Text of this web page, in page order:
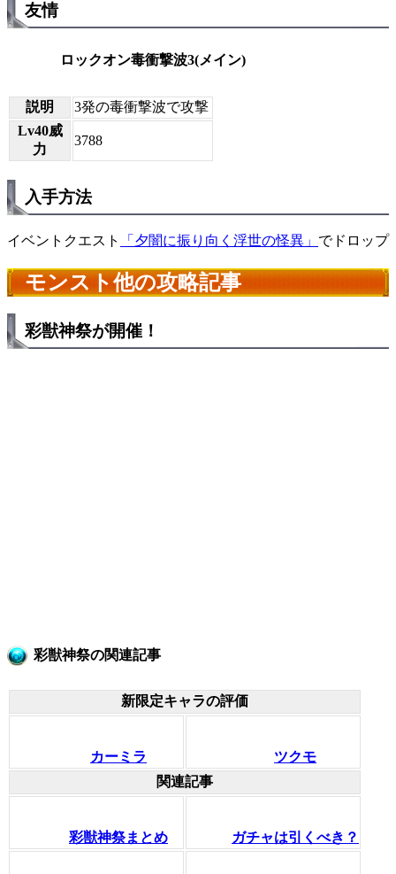
友情
ロックオン毒衝撃波3(メイン)
説明
3発の毒衝撃波で攻撃
Lv40威
力
3788
入手方法
イベントクエスト 「夕闇に振り向く浮世の怪異」 でドロップ
モンスト他の攻略記事
彩獣神祭が開催！
彩獣神祭の関連記事
新限定キャラの評価
カーミラ
ツクモ
関連記事
彩獣神祭まとめ ガチャは引くべき？